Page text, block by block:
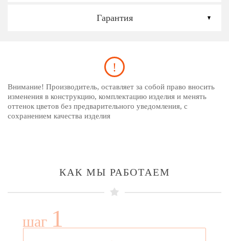
Гарантия
Внимание! Производитель, оставляет за собой право вносить
изменения в конструкцию, комплектацию изделия и менять
оттенок цветов без предварительного уведомления, с
сохранением качества изделия
КАК МЫ РАБОТАЕМ
шаг 1